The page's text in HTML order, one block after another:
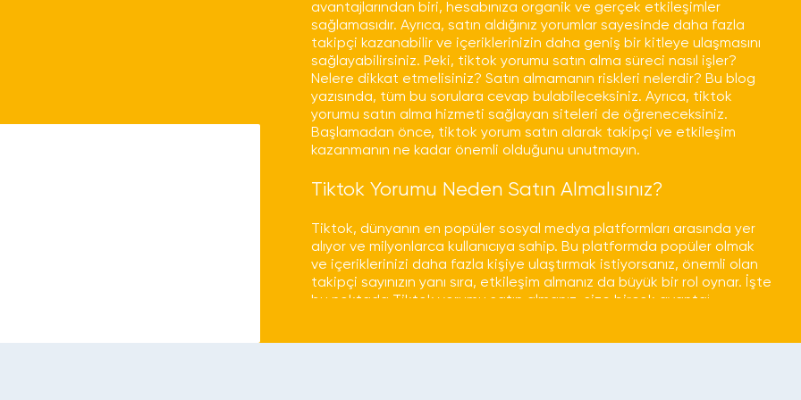
avantajlarından biri, hesabınıza organik ve gerçek etkileşimler
sağlamasıdır. Ayrıca, satın aldığınız yorumlar sayesinde daha fazla
takipçi kazanabilir ve içeriklerinizin daha geniş bir kitleye ulaşmasını
sağlayabilirsiniz. Peki, tiktok yorumu satın alma süreci nasıl işler?
Nelere dikkat etmelisiniz? Satın almamanın riskleri nelerdir? Bu blog
yazısında, tüm bu sorulara cevap bulabileceksiniz. Ayrıca, tiktok
yorumu satın alma hizmeti sağlayan siteleri de öğreneceksiniz.
Başlamadan önce, tiktok yorum satın alarak takipçi ve etkileşim
kazanmanın ne kadar önemli olduğunu unutmayın.
Tiktok Yorumu Neden Satın Almalısınız?
Tiktok, dünyanın en popüler sosyal medya platformları arasında yer
alıyor ve milyonlarca kullanıcıya sahip. Bu platformda popüler olmak
ve içeriklerinizi daha fazla kişiye ulaştırmak istiyorsanız, önemli olan
takipçi sayınızın yanı sıra, etkileşim almanız da büyük bir rol oynar. İşte
bu noktada Tiktok yorumu satın almanız, size birçok avantaj